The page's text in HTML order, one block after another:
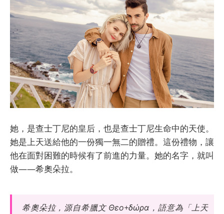
她，是查士丁尼的皇后，也是查士丁尼生命中的天使。
她是上天送給他的一份獨一無二的贈禮。這份禮物，讓
他在面對困難的時候有了前進的力量。她的名字，就叫
做——希奧朵拉。
希奧朵拉，源自希臘文 Θεο+δώρα，語意為「上天